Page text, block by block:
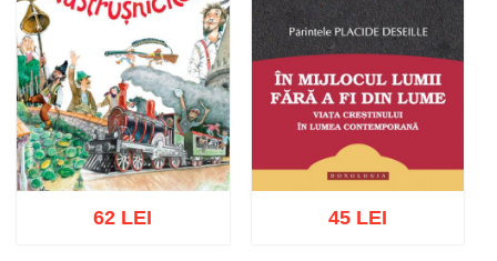
62 LEI 45 LEI